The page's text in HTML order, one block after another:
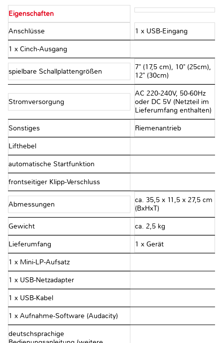
Eigenschaften
Anschlüsse 1 x USB-Eingang
1 x Cinch-Ausgang
spielbare Schallplattengrößen
7" (17,5 cm), 10" (25cm),
12" (30cm)
Stromversorgung
AC 220-240V, 50-60Hz
oder DC 5V (Netzteil im
Lieferumfang enthalten)
Sonstiges Riemenantrieb
Lifthebel
automatische Startfunktion
frontseitiger Klipp-Verschluss
Abmessungen
ca. 35,5 x 11,5 x 27,5 cm
(BxHxT)
Gewicht ca. 2,5 kg
Lieferumfang 1 x Gerät
1 x Mini-LP-Aufsatz
1 x USB-Netzadapter
1 x USB-Kabel
1 x Aufnahme-Software (Audacity)
deutschsprachige